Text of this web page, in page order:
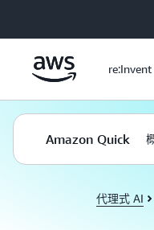
re:Invent
Amazon Quick
代理式 AI